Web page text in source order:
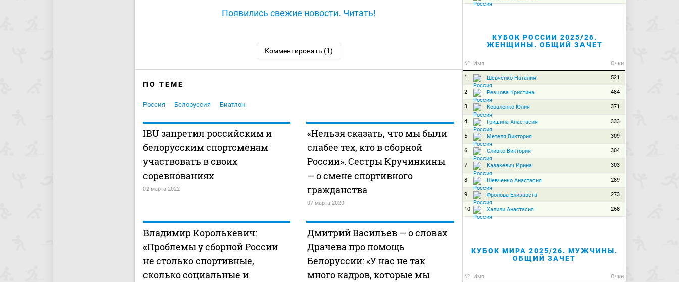
Появились свежие новости. Читать!
Комментировать (1)
ПО ТЕМЕ
Россия Белоруссия Биатлон
IBU запретил российским и
белорусским спортсменам
участвовать в своих
соревнованиях
02 марта 2022
«Нельзя сказать, что мы были
слабее тех, кто в сборной
России». Сестры Кручинкины
— о смене спортивного
гражданства
07 марта 2020
Владимир Королькевич:
«Проблемы у сборной России
не столько спортивные,
сколько социальные и
Дмитрий Васильев — о словах
Драчева про помощь
Белоруссии: «У нас не так
много кадров, которые мы
КУБОК РОССИИ 2025/26.
ЖЕНЩИНЫ. ОБЩИЙ ЗАЧЕТ
№ Имя Очки
1 Шевченко Наталия 521
2 Резцова Кристина 484
3 Коваленко Юлия 371
4 Гришина Анастасия 333
5 Метеля Виктория 309
6 Сливко Виктория 304
7 Казакевич Ирина 303
8 Шевченко Анастасия 289
9 Фролова Елизавета 273
10 Халили Анастасия 268
КУБОК МИРА 2025/26. МУЖЧИНЫ.
ОБЩИЙ ЗАЧЕТ
№ Имя Очки